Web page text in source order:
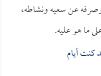
عن سعيه ونشاطه،
ما هو عليه.
أيام